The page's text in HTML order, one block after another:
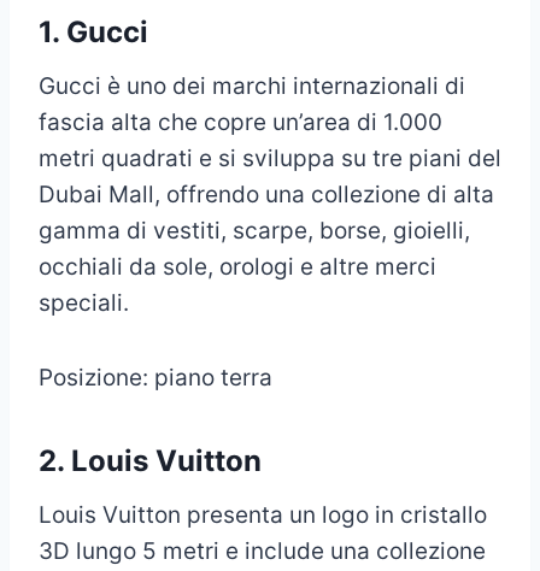
1. Gucci
Gucci è uno dei marchi internazionali di
fascia alta che copre un’area di 1.000
metri quadrati e si sviluppa su tre piani del
Dubai Mall, offrendo una collezione di alta
gamma di vestiti, scarpe, borse, gioielli,
occhiali da sole, orologi e altre merci
speciali.
Posizione: piano terra
2. Louis Vuitton
Louis Vuitton presenta un logo in cristallo
3D lungo 5 metri e include una collezione